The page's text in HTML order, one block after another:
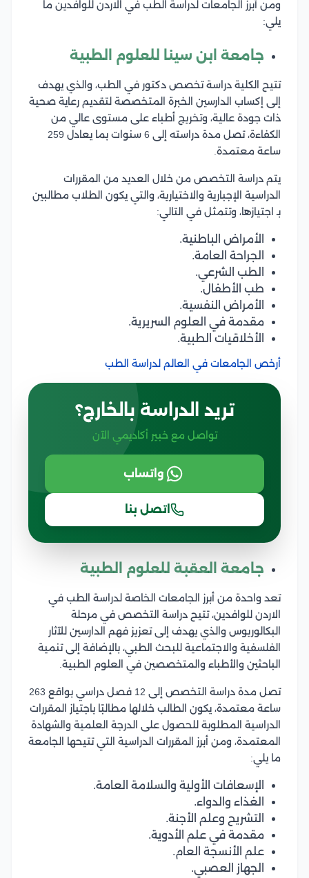
ومن أبرز الجامعات لدراسة الطب في الاردن للوافدين ما
يلي:
جامعة ابن سينا للعلوم الطبية
تتيح الكلية دراسة تخصص دكتور في الطب، والذي يهدف
إلى إكساب الدارسين الخبرة المتخصصة لتقديم رعاية صحية
ذات جودة عالية، وتخريج أطباء على مستوى عالي من
الكفاءة، تصل مدة دراسته إلى 6 سنوات بما يعادل 259
ساعة معتمدة.
يتم دراسة التخصص من خلال العديد من المقررات
الدراسية الإجبارية والاختيارية، والتي يكون الطلاب مطالبين
بـ اجتيازها، وتتمثل في التالي:
الأمراض الباطنية.
الجراحة العامة.
الطب الشرعي.
طب الأطفال.
الأمراض النفسية.
مقدمة في العلوم السريرية.
الأخلاقيات الطبية.
أرخص الجامعات في العالم لدراسة الطب
تريد الدراسة بالخارج؟
تواصل مع خبير أكاديمي الآن
واتساب
اتصل بنا
جامعة العقبة للعلوم الطبية
تعد واحدة من أبرز الجامعات الخاصة لدراسة الطب في
الاردن للوافدين، تتيح دراسة التخصص في مرحلة
البكالوريوس والذي يهدف إلى تعزيز فهم الدارسين للآثار
الفلسفية والاجتماعية للبحث الطبي، بالإضافة إلى تنمية
الباحثين والأطباء والمتخصصين في العلوم الطبية.
تصل مدة دراسة التخصص إلى 12 فصل دراسي بواقع 263
ساعة معتمدة، يكون الطالب خلالها مطالبًا باجتياز المقررات
الدراسية المطلوبة للحصول على الدرجة العلمية والشهادة
المعتمدة، ومن أبرز المقررات الدراسية التي تتيحها الجامعة
ما يلي:
الإسعافات الأولية والسلامة العامة.
الغذاء والدواء.
التشريح وعلم الأجنة.
مقدمة في علم الأدوية.
علم الأنسجة العام.
الجهاز العصبي.